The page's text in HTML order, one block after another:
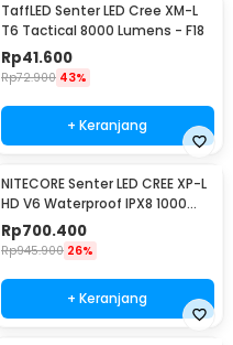
TaffLED Senter LED Cree XM-L
T6 Tactical 8000 Lumens - F18
Rp41.600
Rp72.900 43%
+ Keranjang
NITECORE Senter LED CREE XP-L
HD V6 Waterproof IPX8 1000
Lumens - MT21C
Rp700.400
Rp945.900 26%
+ Keranjang